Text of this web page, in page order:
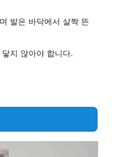
발은 바닥에서 살짝 뜬
지 않아야 합니다.